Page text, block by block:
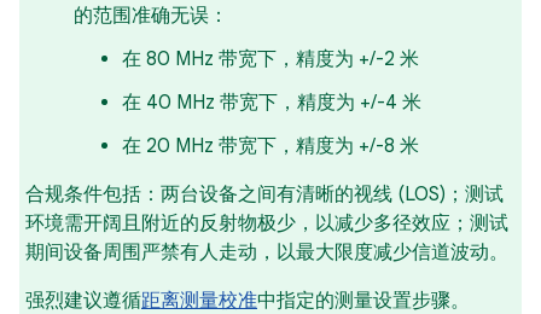
的范围准确无误：
在 80 MHz 带宽下，精度为 +/-2 米
在 40 MHz 带宽下，精度为 +/-4 米
在 20 MHz 带宽下，精度为 +/-8 米
合规条件包括：两台设备之间有清晰的视线 (LOS)；测试
环境需开阔且附近的反射物极少，以减少多径效应；测试
期间设备周围严禁有人走动，以最大限度减少信道波动。
强烈建议遵循距离测量校准中指定的测量设置步骤。